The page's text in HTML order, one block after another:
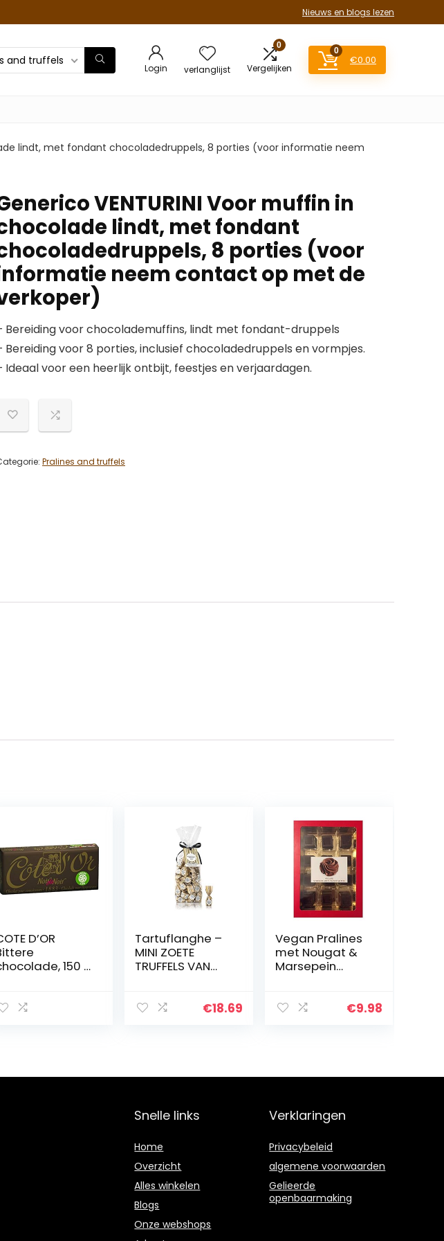
Nieuws en blogs lezen
and truffels
Login verlanglijst
0
Vergelijken
0
€0.00
lindt, met fondant chocoladedruppels, 8 porties (voor informatie neem
VENTURINI Voor muffin in
lindt, met fondant
8 porties (voor
neem contact op met de
Bereiding voor chocolademuffins, lindt met fondant-druppels
Bereiding voor 8 porties, inclusief chocoladedruppels en vormpjes.
Ideaal voor een heerlijk ontbijt, feestjes en verjaardagen.
Pralines and truffels
D’OR
150 g
Tartuflanghe –
MINI ZOETE
TRUFFELS VAN
€18.69
Vegan Pralines
met Nougat &
Marsepein
MANUFAKTUR)
€9.98
Snelle links
Home
Overzicht
Alles winkelen
Blogs
Onze webshops
Verklaringen
Privacybeleid
algemene voorwaarden
Gelieerde
openbaarmaking